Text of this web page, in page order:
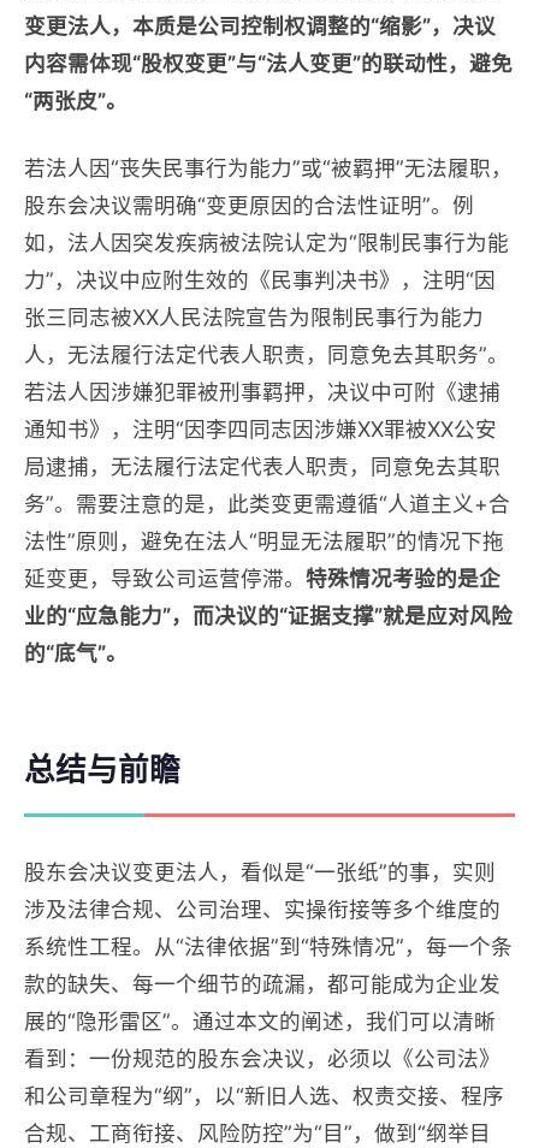
变更法人，本质是公司控制权调整的“缩影”，决议
内容需体现“股权变更”与“法人变更”的联动性，避免
“两张皮”。
若法人因“丧失民事行为能力”或“被羁押”无法履职，
股东会决议需明确“变更原因的合法性证明”。例
如，法人因突发疾病被法院认定为“限制民事行为能
力”，决议中应附生效的《民事判决书》，注明“因
张三同志被XX人民法院宣告为限制民事行为能力
人，无法履行法定代表人职责，同意免去其职务”。
若法人因涉嫌犯罪被刑事羁押，决议中可附《逮捕
通知书》，注明“因李四同志因涉嫌XX罪被XX公安
局逮捕，无法履行法定代表人职责，同意免去其职
务”。需要注意的是，此类变更需遵循“人道主义+合
法性”原则，避免在法人“明显无法履职”的情况下拖
延变更，导致公司运营停滞。 特殊情况考验的是企
业的“应急能力”，而决议的“证据支撑”就是应对风险
的“底气”。
总结与前瞻
股东会决议变更法人，看似是“一张纸”的事，实则
涉及法律合规、公司治理、实操衔接等多个维度的
系统性工程。从“法律依据”到“特殊情况”，每一个条
款的缺失、每一个细节的疏漏，都可能成为企业发
展的“隐形雷区”。通过本文的阐述，我们可以清晰
看到：一份规范的股东会决议，必须以《公司法》
和公司章程为“纲”，以“新旧人选、权责交接、程序
合规、工商衔接、风险防控”为“目”，做到“纲举目